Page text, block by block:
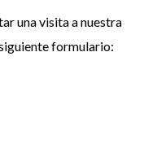
una visita a nuestra
formulario: